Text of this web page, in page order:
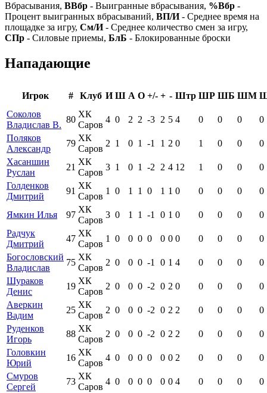
Вбрасывания, ВВбр - Выигранные вбрасывания, %Вбр -
Процент выигранных вбрасываний, ВП/И- Среднее время на
площадке за игру, См/И- Среднее количество смен за игру,
СПр - Силовые приемы, БлБ - Блокированные броски
Нападающие
Игрок # Клуб И Ш А О +/- + - Штр ШР ШБ ШМ
Соколов
Владислав В.
80
ХК
Саров
4 0 2 2 -3 2 5 4 0 0 0
0
Поляков
Александр
79
ХК
Саров
2 1 0 1 -1 1 2 0 1 0 0
0
Хасаншин
Руслан
21
ХК
Саров
3 1 0 1 -2 2 4 12 1 0 0
0
Голденков
Дмитрий
91
ХК
Саров
1 0 1 1 0 1 1 0 0 0 0 0
Ямкин Илья 97
ХК
Саров
3 0 1 1 -1 0 1 0 0 0 0
0
Радчук
Дмитрий
47
ХК
Саров
1 0 0 0 0 0 0 0 0 0 0
0
Богословский
Владислав
75
ХК
Саров
2 0 0 0 -1 0 1 4 0 0 0
0
Шураков
Денис
19
ХК
Саров
2 0 0 0 -2 0 2 0 0 0 0
0
Аверкин
Вадим
25
ХК
Саров
2 0 0 0 -2 0 2 2 0 0 0
0
Руденков
Игорь
88
ХК
Саров
2 0 0 0 -2 0 2 2 0 0 0
0
Головкин
Юрий
16
ХК
Саров
4 0 0 0 0 0 0 2 0 0 0
0
Смуров
Сергей
73
ХК
Саров
4 0 0 0 0 0 0 4 0 0 0
0